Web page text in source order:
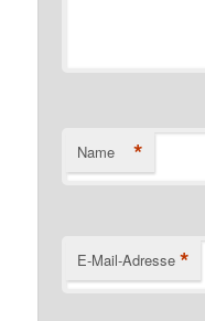
Name *
E-Mail-Adresse *